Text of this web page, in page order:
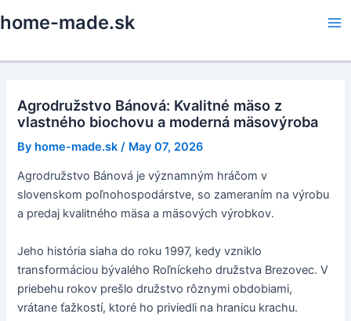
to
home-made.sk
Agrodružstvo Bánová: Kvalitné mäso z
vlastného biochovu a moderná mäsovýroba
By home-made.sk / May 07, 2026
Agrodružstvo Bánová je významným hráčom v
slovenskom poľnohospodárstve, so zameraním na výrobu
a predaj kvalitného mäsa a mäsových výrobkov.
Jeho história siaha do roku 1997, kedy vzniklo
transformáciou bývalého Roľníckeho družstva Brezovec. V
priebehu rokov prešlo družstvo rôznymi obdobiami,
vrátane ťažkostí, ktoré ho priviedli na hranicu krachu.